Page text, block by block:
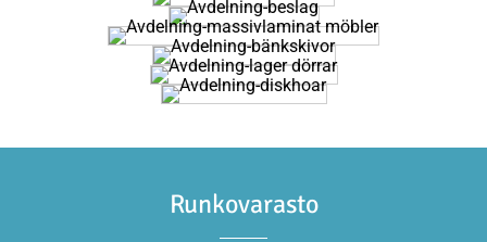
Runkovarasto